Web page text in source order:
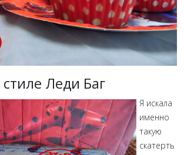
стиле Леди Баг
Я искала
именно
такую
скатерть